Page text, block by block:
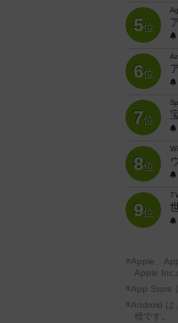
5位
6位
7位
8位
9位
7
※Apple、
Apple Inc.
※App Store
※Android は
標です。